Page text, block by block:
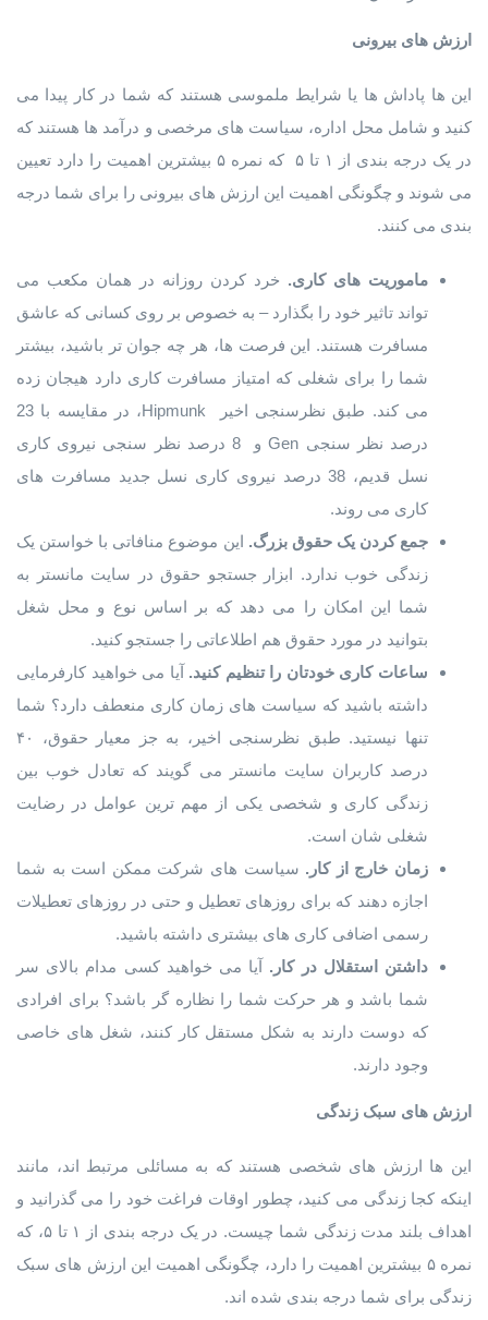
ارزش های بیرونی
این ها پاداش ها یا شرایط ملموسی هستند که شما در کار پیدا می
کنید و شامل محل اداره، سیاست های مرخصی و درآمد ها هستند که
در یک درجه بندی از ۱ تا ۵ که نمره ۵ بیشترین اهمیت را دارد تعیین
می شوند و چگونگی اهمیت این ارزش های بیرونی را برای شما درجه
بندی می کنند.
ماموریت های کاری. خرد کردن روزانه در همان مکعب می
تواند تاثیر خود را بگذارد – به خصوص بر روی کسانی که عاشق
مسافرت هستند. این فرصت ها، هر چه جوان تر باشید، بیشتر
شما را برای شغلی که امتیاز مسافرت کاری دارد هیجان زده
می کند. طبق نظرسنجی اخیر Hipmunk، در مقایسه با 23
درصد نظر سنجی Gen و 8 درصد نظر سنجی نیروی کاری
نسل قدیم، 38 درصد نیروی کاری نسل جدید مسافرت های
کاری می روند.
جمع کردن یک حقوق بزرگ. این موضوع منافاتی با خواستن یک
زندگی خوب ندارد. ابزار جستجو حقوق در سایت مانستر به
شما این امکان را می دهد که بر اساس نوع و محل شغل
بتوانید در مورد حقوق هم اطلاعاتی را جستجو کنید.
ساعات کاری خودتان را تنظیم کنید. آیا می خواهید کارفرمایی
داشته باشید که سیاست های زمان کاری منعطف دارد؟ شما
تنها نیستید. طبق نظرسنجی اخیر، به جز معیار حقوق، ۴۰
درصد کاربران سایت مانستر می گویند که تعادل خوب بین
زندگی کاری و شخصی یکی از مهم ترین عوامل در رضایت
شغلی شان است.
زمان خارج از کار. سیاست های شرکت ممکن است به شما
اجازه دهند که برای روزهای تعطیل و حتی در روزهای تعطیلات
رسمی اضافی کاری های بیشتری داشته باشید.
داشتن استقلال در کار. آیا می خواهید کسی مدام بالای سر
شما باشد و هر حرکت شما را نظاره گر باشد؟ برای افرادی
که دوست دارند به شکل مستقل کار کنند، شغل های خاصی
وجود دارند.
ارزش های سبک زندگی
این ها ارزش های شخصی هستند که به مسائلی مرتبط اند، مانند
اینکه کجا زندگی می کنید، چطور اوقات فراغت خود را می گذرانید و
اهداف بلند مدت زندگی شما چیست. در یک درجه بندی از ۱ تا ۵، که
نمره ۵ بیشترین اهمیت را دارد، چگونگی اهمیت این ارزش های سبک
زندگی برای شما درجه بندی شده اند.